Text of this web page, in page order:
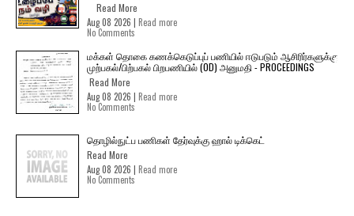
Read More
Aug 08 2026 | Read more
No Comments
மக்கள் தொகை கணக்கெடுப்புப் பணியில் ஈடுபடும் ஆசிரிர்களுக்கு
முற்பகல்/பிற்பகல் பிறபணியில் (OD) அனுமதி - PROCEEDINGS
Read More
Aug 08 2026 | Read more
No Comments
தொழில்நுட்ப பணிகள் தேர்வுக்கு ஹால் ​டிக்கெட்
Read More
Aug 08 2026 | Read more
No Comments